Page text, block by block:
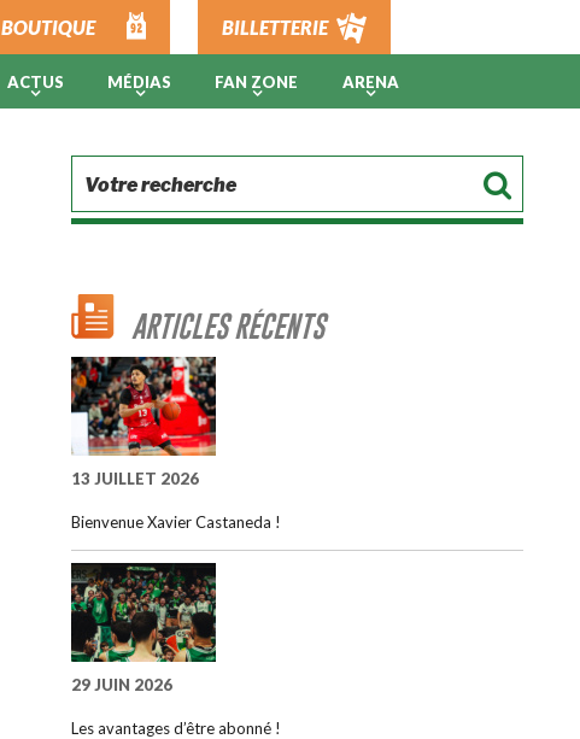
BOUTIQUE BILLETTERIE
ACTUS MÉDIAS FAN ZONE ARENA
ARTICLES RÉCENTS
13 JUILLET 2026
Bienvenue Xavier Castaneda !
29 JUIN 2026
Les avantages d’être abonné !